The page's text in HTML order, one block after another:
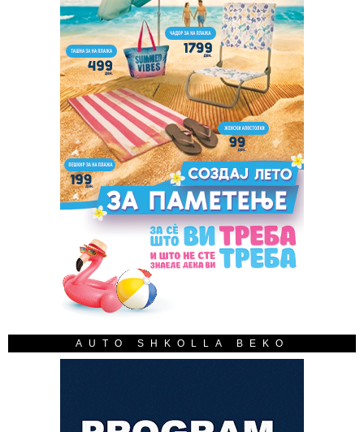
AUTO SHKOLLA BEKO